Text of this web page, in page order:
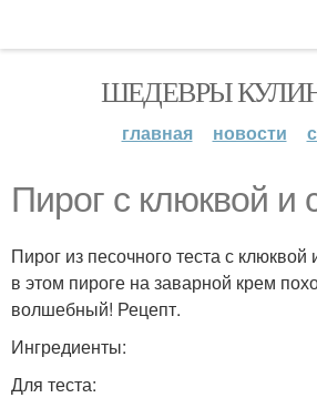
ШЕДЕВРЫ
главная новости
Пирог с клюквой и
Пирог из песочного теста с
в этом пироге на заварной крем
волшебный! Рецепт.
Ингредиенты:
Для теста: